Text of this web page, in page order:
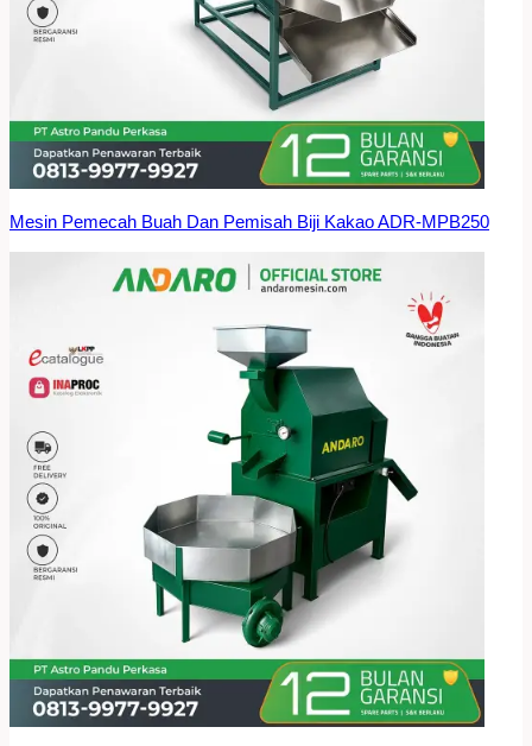
Mesin Pemecah Buah Dan Pemisah Biji Kakao ADR-MPB250